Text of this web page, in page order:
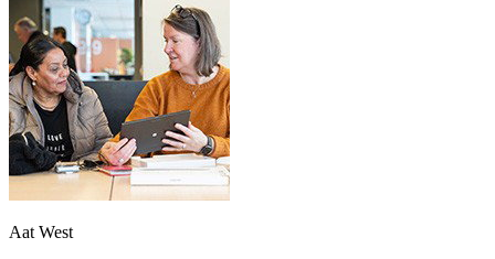
Aat West